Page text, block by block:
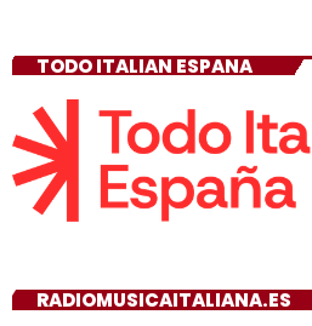
TODO ITALIAN ESPANA
RADIOMUSICAITALIANA.ES